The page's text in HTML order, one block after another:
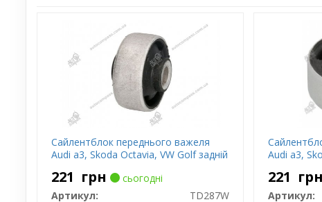
Сайлентблок переднього важеля
Audi a3, Skoda Octavia, VW Golf задній
221 грн
сьогодні
Артикул:
TD287W
Audi a3,
221 грн
Артикул: